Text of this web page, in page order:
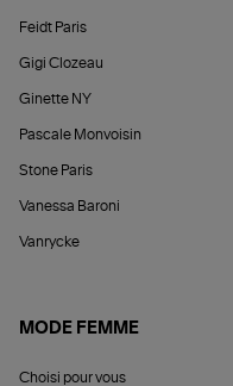
Feidt Paris
Gigi Clozeau
Ginette NY
Pascale Monvoisin
Stone Paris
Vanessa Baroni
Vanrycke
MODE FEMME
Choisi pour vous